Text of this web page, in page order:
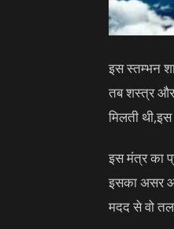
इस स्तम्भन
तब शस्त्र और
मिलती थी,इस
इस मंत्र का
इसका असर
मदद से वो